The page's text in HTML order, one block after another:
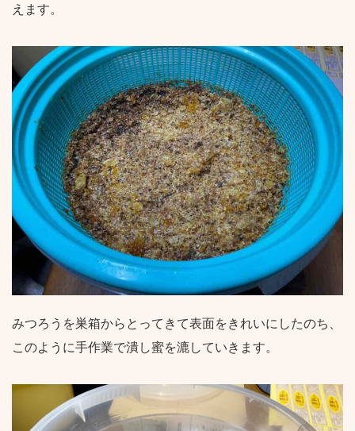
えます。
みつろうを巣箱からとってきて表面をきれいにしたのち、
このように手作業で潰し蜜を漉していきます。